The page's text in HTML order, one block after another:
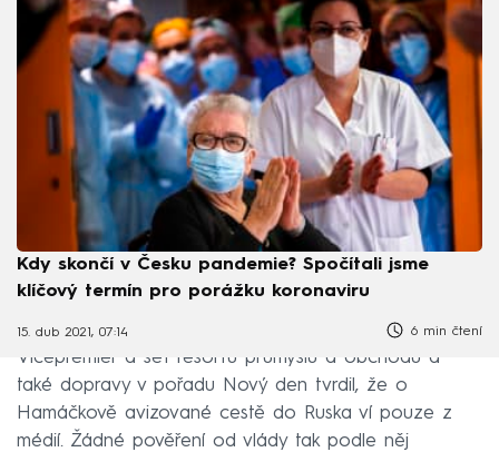
Kdy skončí v Česku pandemie? Spočítali jsme
klíčový termín pro porážku koronaviru
15. dub 2021, 07:14 6 min čtení
Vicepremiér a šéf resortů průmyslu a obchodu a
také dopravy v pořadu Nový den tvrdil, že o
Hamáčkově avizované cestě do Ruska ví pouze z
médií. Žádné pověření od vlády tak podle něj